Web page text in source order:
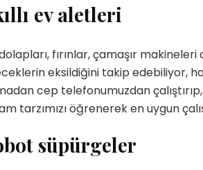
ev aletleri
fırınlar, çamaşır
eksildiğini takip edebiliyor,
cep telefonumuzdan
tarzımızı öğrenerek en uygun
süpürgeler